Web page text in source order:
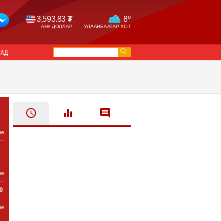
3,593.83 ₮
АНУ ДОЛЛАР
8o
УЛААНБААТАР ХОТ